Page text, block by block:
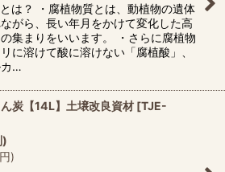
は？ ・腐植物質とは、動植物の遺体
がら、長い年月をかけて変化した高
集まりをいいます。 ・さらに腐植物
に溶けて酸に溶けない「腐植酸」、
カ…
炭【14L】土壌改良資材 [TJE-
)
円)